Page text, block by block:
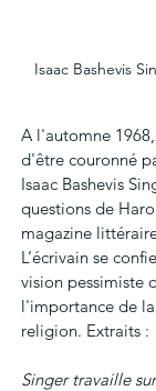
Isaac Bashevis
A l'automne
d'être couronné
Isaac Bashevis
questions de
magazine
L’écrivain se
vision pessimiste
l'importance de
religion. Extraits :
Singer travaille